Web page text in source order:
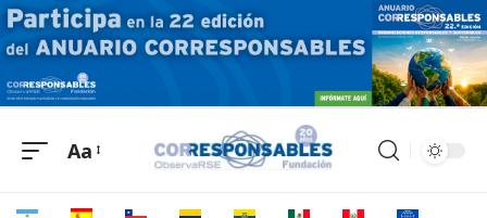
Aa